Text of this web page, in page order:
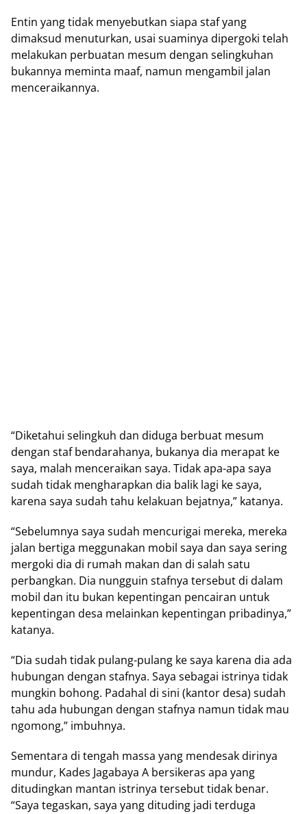
Entin yang tidak menyebutkan siapa staf yang
dimaksud menuturkan, usai suaminya dipergoki telah
melakukan perbuatan mesum dengan selingkuhan
bukannya meminta maaf, namun mengambil jalan
menceraikannya.
“Diketahui selingkuh dan diduga berbuat mesum
dengan staf bendarahanya, bukanya dia merapat ke
saya, malah menceraikan saya. Tidak apa-apa saya
sudah tidak mengharapkan dia balik lagi ke saya,
karena saya sudah tahu kelakuan bejatnya,” katanya.
“Sebelumnya saya sudah mencurigai mereka, mereka
jalan bertiga meggunakan mobil saya dan saya sering
mergoki dia di rumah makan dan di salah satu
perbangkan. Dia nungguin stafnya tersebut di dalam
mobil dan itu bukan kepentingan pencairan untuk
kepentingan desa melainkan kepentingan pribadinya,”
katanya.
“Dia sudah tidak pulang-pulang ke saya karena dia ada
hubungan dengan stafnya. Saya sebagai istrinya tidak
mungkin bohong. Padahal di sini (kantor desa) sudah
tahu ada hubungan dengan stafnya namun tidak mau
ngomong,” imbuhnya.
Sementara di tengah massa yang mendesak dirinya
mundur, Kades Jagabaya A bersikeras apa yang
ditudingkan mantan istrinya tersebut tidak benar.
“Saya tegaskan, saya yang dituding jadi terduga